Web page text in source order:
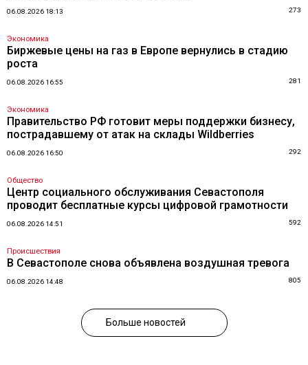
06.08.2026 18:13 273
Экономика
Биржевые цены на газ в Европе вернулись в стадию
роста
06.08.2026 16:55 281
Экономика
Правительство РФ готовит меры поддержки бизнесу,
пострадавшему от атак на склады Wildberries
06.08.2026 16:50 292
Общество
Центр социального обслуживания Севастополя
проводит бесплатные курсы цифровой грамотности
06.08.2026 14:51 592
Происшествия
В Севастополе снова объявлена воздушная тревога
06.08.2026 14:48 805
Больше новостей